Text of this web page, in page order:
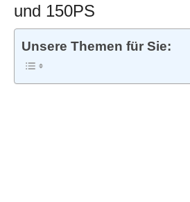
und 150PS
Unsere Themen für Sie: